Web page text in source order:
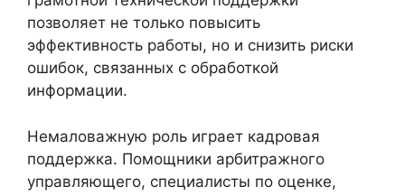
позволяет не только повысить
эффективность работы, но и снизить риски
ошибок, связанных с обработкой
информации.
Немаловажную роль играет кадровая
поддержка. Помощники арбитражного
управляющего, специалисты по оценке,